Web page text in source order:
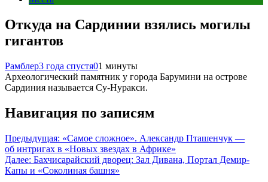
Откуда на Сардинии взялись могилы
гигантов
Рамблер3 года спустя01 минуты
Археологический памятник у города Барумини на острове
Сардиния называется Су-Нуракси.
Навигация по записям
Предыдущая: «Самое сложное». Александр Пташенчук —
об интригах в «Новых звездах в Африке»
Далее: Бахчисарайский дворец: Зал Дивана, Портал Демир-
Капы и «Соколиная башня»